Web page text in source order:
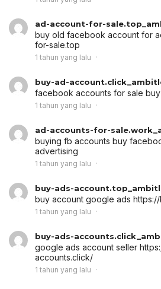
ad-account-for-
buy old facebook account for
for-sale.top
1 tahun yang lalu
buy-ad-
facebook accounts for sale
1 tahun yang lalu
ad-accounts-for-
buying fb accounts buy
advertising
1 tahun yang lalu
buy-ads-
buy account google ads
1 tahun yang lalu
buy-ads-
google ads account seller
accounts.click/
1 tahun yang lalu